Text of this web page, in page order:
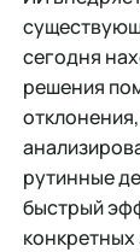
сегодня
решения
рутинные
быстрый
конкретных